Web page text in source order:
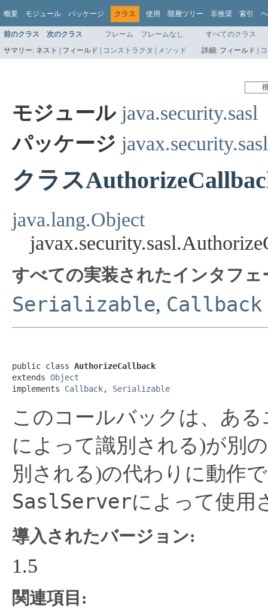
概要 モジュール パッケージ クラス 使用 階層ツリー 非推奨 索引
前のクラス 次のクラス フレーム フレームなし
すべてのクラス
サマリー: ネスト | フィールド | コンストラクタ | メソッド 詳細: フィールド |
モジュール java.security.sasl
パッケージ javax.security.sasl
クラス
java.lang.Object
すべての実装されたインタフェ
Serializable, Callback
public class AuthorizeCallback
extends Object
implements Callback, Serializable
このコールバックは、あ
によって識別される)が別
別される)の代わりに動作
SaslServerによって使用
導入されたバージョン:
1.5
関連項目: